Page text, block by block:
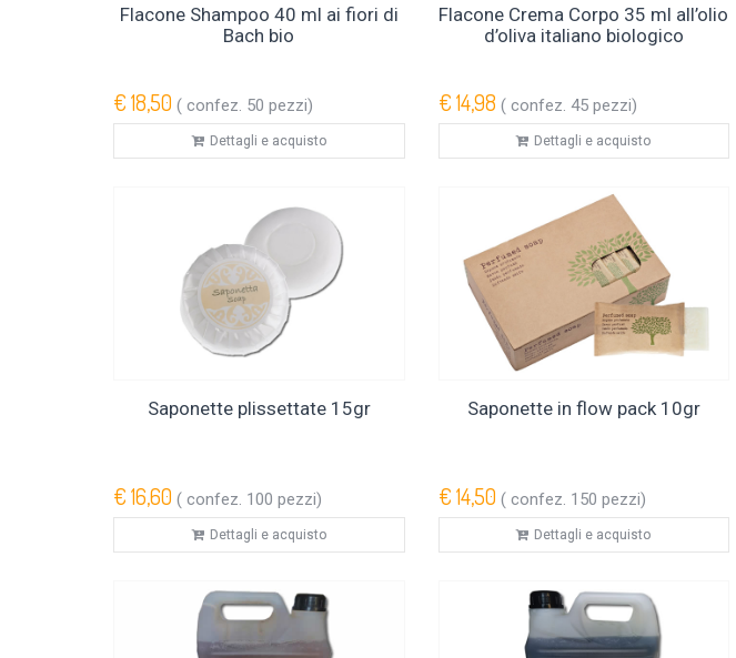
Flacone Shampoo 40 ml ai fiori di
Bach bio
€ 18,50 ( confez. 50 pezzi)
Dettagli e acquisto
Flacone Crema Corpo 35 ml all’olio
d’oliva italiano biologico
€ 14,98 ( confez. 45 pezzi)
Dettagli e acquisto
Saponette plissettate 15gr
€ 16,60 ( confez. 100 pezzi)
Dettagli e acquisto
Saponette in flow pack 10gr
€ 14,50 ( confez. 150 pezzi)
Dettagli e acquisto